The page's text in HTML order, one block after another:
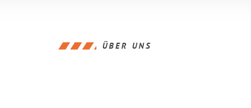
ÜBER UNS